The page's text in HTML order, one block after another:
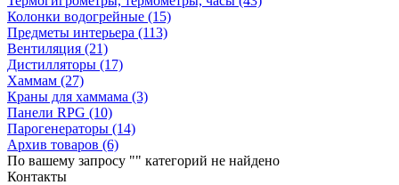
Колонки водогрейные (15)
Предметы интерьера (113)
Вентиляция (21)
Дистилляторы (17)
Хаммам (27)
Краны для хаммама (3)
Панели RPG (10)
Парогенераторы (14)
Архив товаров (6)
По вашему запросу "" категорий не найдено
Контакты